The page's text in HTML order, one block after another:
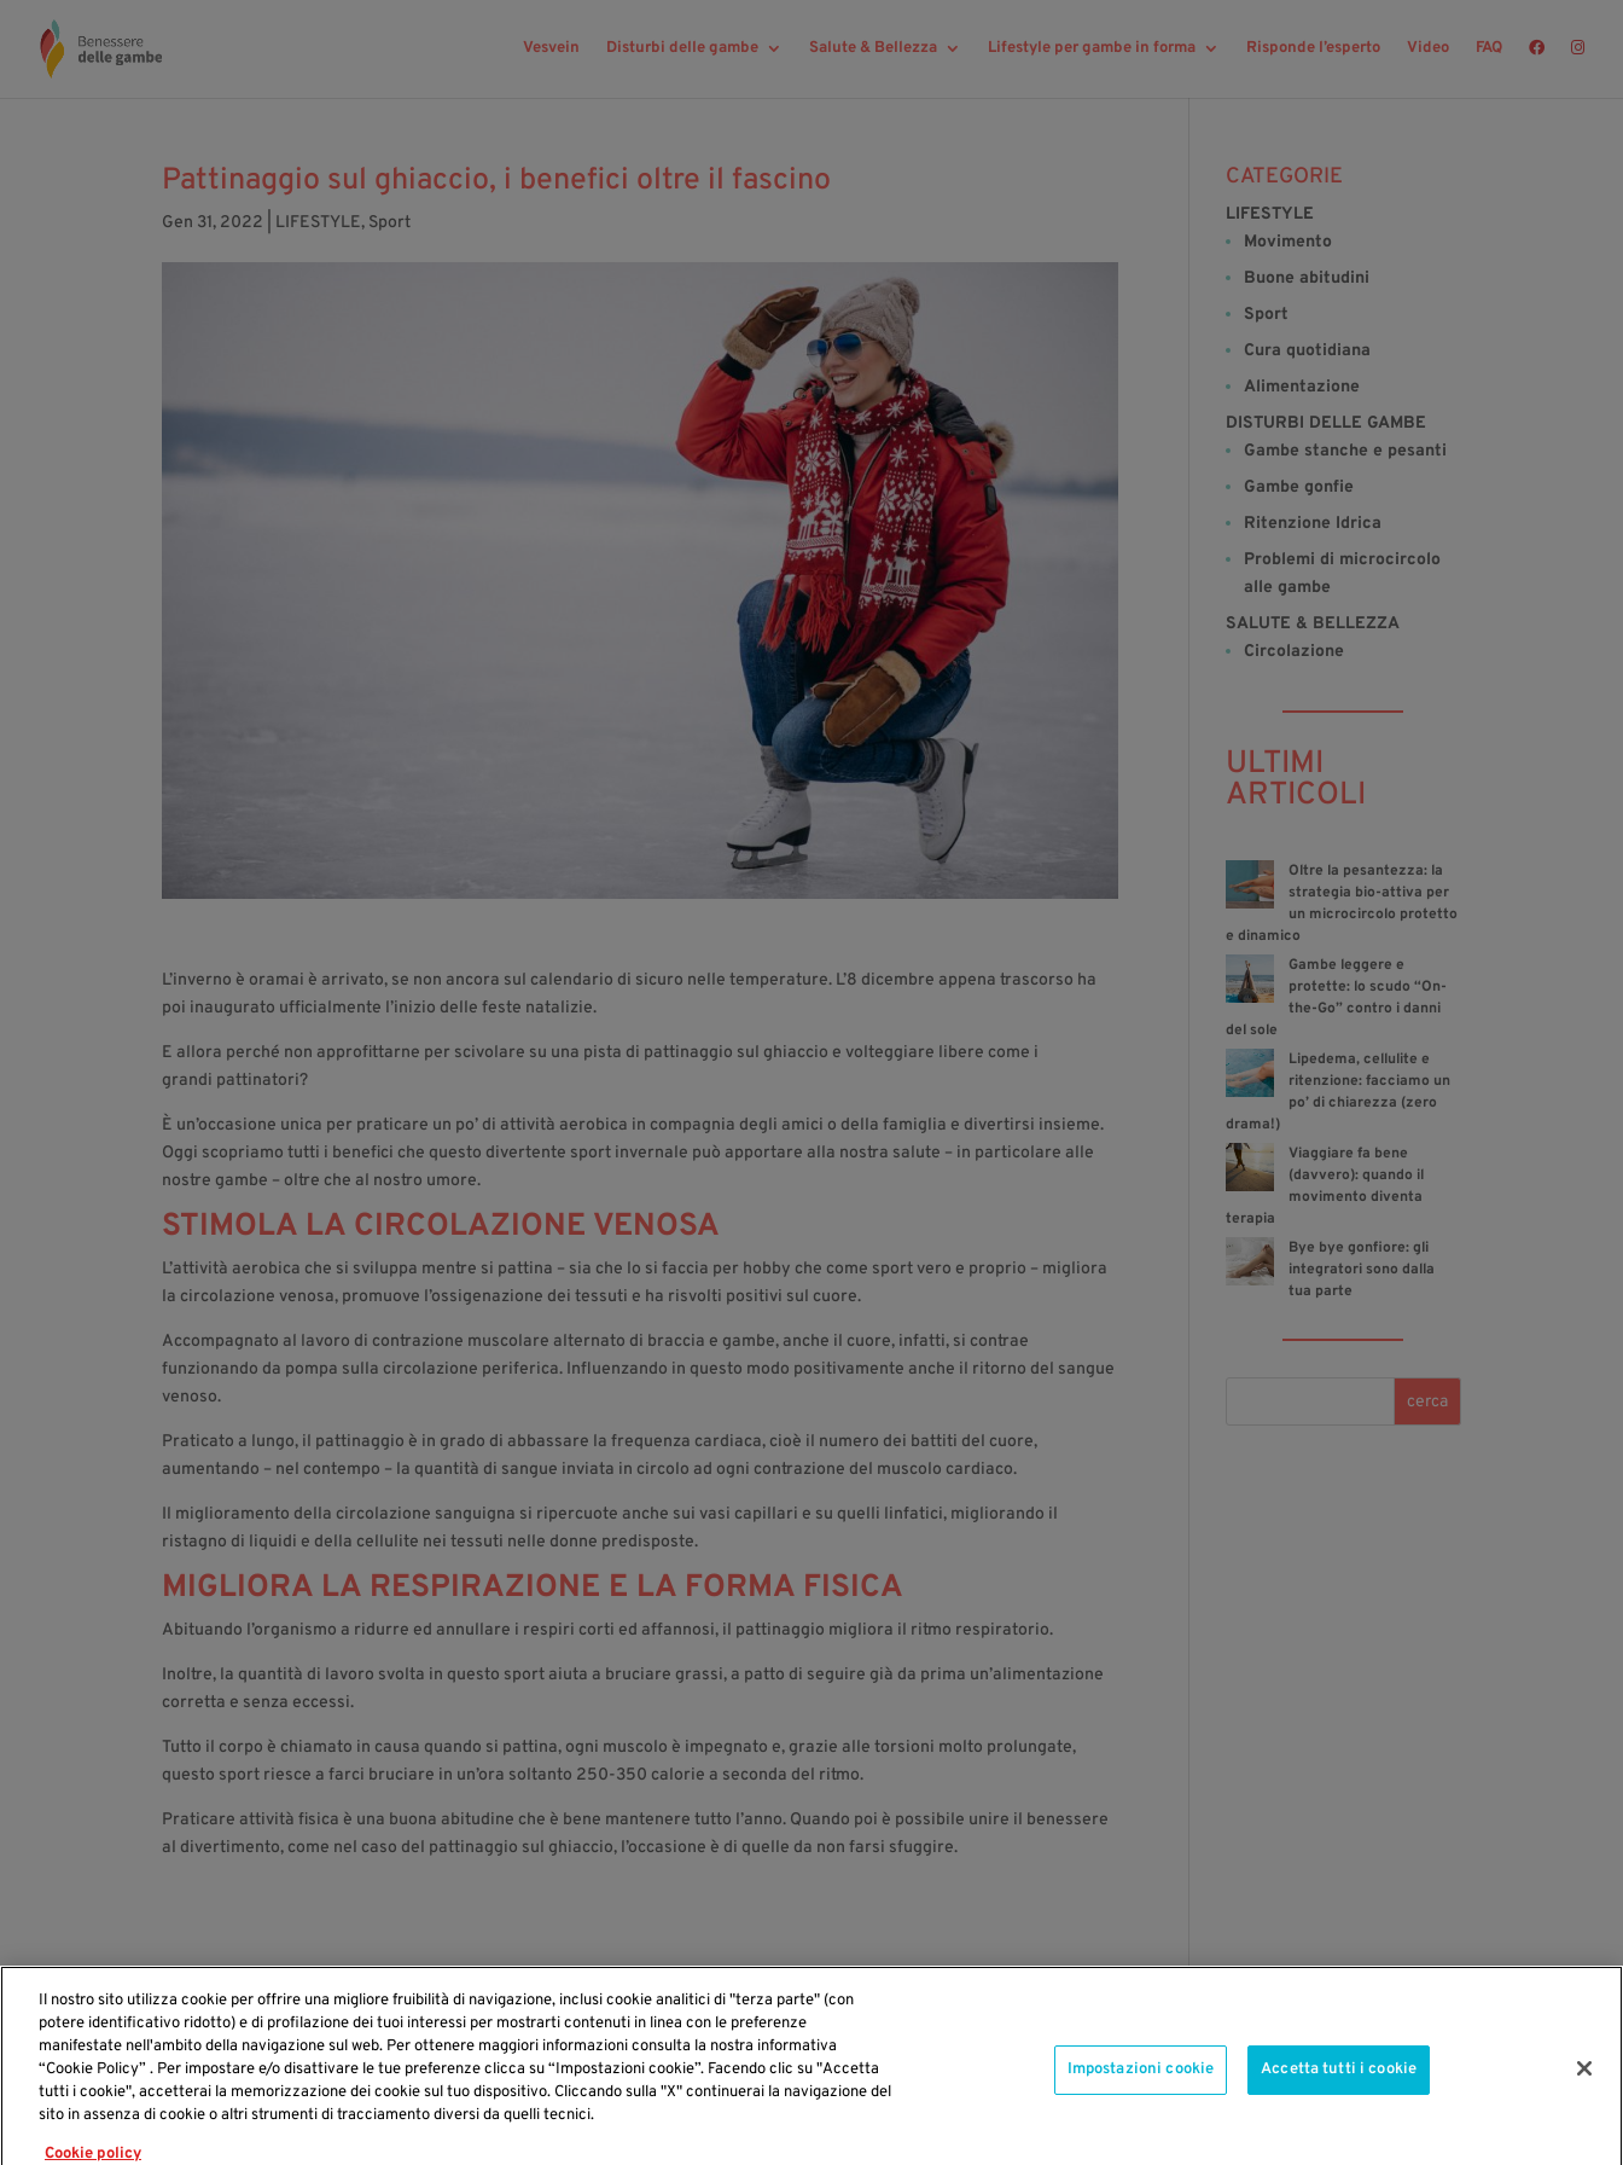
Vesvein Disturbi delle gambe Salute & Bellezza Lifestyle per gambe in forma Risponde l’esperto Video FAQ
Pattinaggio sul ghiaccio, i benefici oltre il fascino
Gen 31, 2022 LIFESTYLE, Sport
L’inverno è oramai è arrivato, se non ancora sul calendario di sicuro nelle temperature. L’8 dicembre appena trascorso ha
poi inaugurato ufficialmente l’inizio delle feste natalizie.
E allora perché non approfittarne per scivolare su una pista di pattinaggio sul ghiaccio e volteggiare libere come i
grandi pattinatori?
È un’occasione unica per praticare un po’ di attività aerobica in compagnia degli amici o della famiglia e divertirsi insieme.
Oggi scopriamo tutti i benefici che questo divertente sport invernale può apportare alla nostra salute – in particolare alle
nostre gambe – oltre che al nostro umore.
STIMOLA LA CIRCOLAZIONE VENOSA
L’attività aerobica che si sviluppa mentre si pattina – sia che lo si faccia per hobby che come sport vero e proprio – migliora
la circolazione venosa, promuove l’ossigenazione dei tessuti e ha risvolti positivi sul cuore.
Accompagnato al lavoro di contrazione muscolare alternato di braccia e gambe, anche il cuore, infatti, si contrae
funzionando da pompa sulla circolazione periferica. Influenzando in questo modo positivamente anche il ritorno del sangue
venoso.
Praticato a lungo, il pattinaggio è in grado di abbassare la frequenza cardiaca, cioè il numero dei battiti del cuore,
aumentando – nel contempo – la quantità di sangue inviata in circolo ad ogni contrazione del muscolo cardiaco.
Il miglioramento della circolazione sanguigna si ripercuote anche sui vasi capillari e su quelli linfatici, migliorando il
ristagno di liquidi e della cellulite nei tessuti nelle donne predisposte.
MIGLIORA LA RESPIRAZIONE E LA FORMA FISICA
Abituando l’organismo a ridurre ed annullare i respiri corti ed affannosi, il pattinaggio migliora il ritmo respiratorio.
Inoltre, la quantità di lavoro svolta in questo sport aiuta a bruciare grassi, a patto di seguire già da prima un’alimentazione
corretta e senza eccessi.
Tutto il corpo è chiamato in causa quando si pattina, ogni muscolo è impegnato e, grazie alle torsioni molto prolungate,
questo sport riesce a farci bruciare in un’ora soltanto 250-350 calorie a seconda del ritmo.
Praticare attività fisica è una buona abitudine che è bene mantenere tutto l’anno. Quando poi è possibile unire il benessere
al divertimento, come nel caso del pattinaggio sul ghiaccio, l’occasione è di quelle da non farsi sfuggire.
CATEGORIE
LIFESTYLE
Movimento
Buone abitudini
Sport
Cura quotidiana
Alimentazione
DISTURBI DELLE GAMBE
Gambe stanche e pesanti
Gambe gonfie
Ritenzione Idrica
Problemi di microcircolo
alle gambe
SALUTE & BELLEZZA
Circolazione
ULTIMI
ARTICOLI
Oltre la pesantezza: la
strategia bio-attiva per
un microcircolo protetto
e dinamico
Gambe leggere e
protette: lo scudo “On-
the-Go” contro i danni
del sole
Lipedema, cellulite e
ritenzione: facciamo un
po’ di chiarezza (zero
drama!)
Viaggiare fa bene
(davvero): quando il
movimento diventa
terapia
Bye bye gonfiore: gli
integratori sono dalla
tua parte
cerca
2022 © Benessere delle gambe - Alfasigma - cod. FLB-2022-009 - P.Iva 03432221202 -
Il nostro sito utilizza cookie per offrire una migliore fruibilità di navigazione, inclusi cookie analitici di "terza parte" (con
potere identificativo ridotto) e di profilazione dei tuoi interessi per mostrarti contenuti in linea con le preferenze
manifestate nell'ambito della navigazione sul web. Per ottenere maggiori informazioni consulta la nostra informativa
“Cookie Policy” . Per impostare e/o disattivare le tue preferenze clicca su “Impostazioni cookie”. Facendo clic su "Accetta
tutti i cookie", accetterai la memorizzazione dei cookie sul tuo dispositivo. Cliccando sulla "X" continuerai la navigazione del
sito in assenza di cookie o altri strumenti di tracciamento diversi da quelli tecnici.
Cookie policy
Impostazioni cookie Accetta tutti i cookie